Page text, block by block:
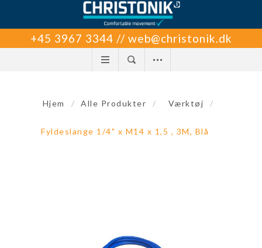
+45 3967 3344 // web@christonik.dk
Hjem / Alle Produkter / Værktøj /
Fyldeslange 1/4" x M14 x 1,5 , 3M, Blå